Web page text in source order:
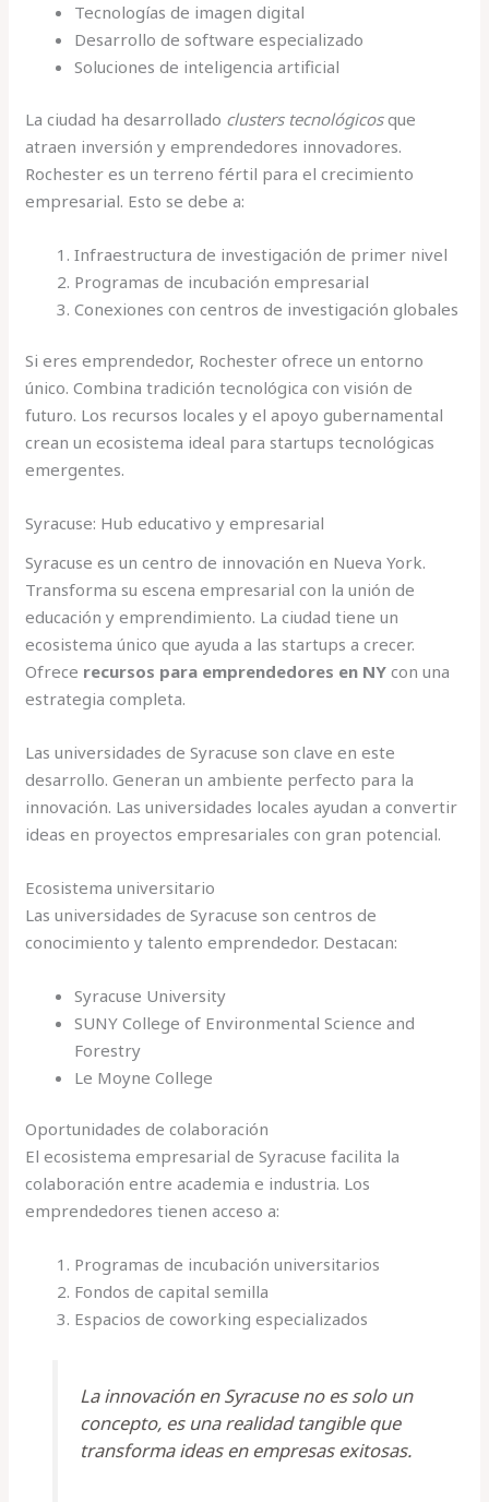
Tecnologías de imagen digital
Desarrollo de software especializado
Soluciones de inteligencia artificial
La ciudad ha desarrollado clusters tecnológicosque
atraen inversión y emprendedores innovadores.
Rochester es un terreno fértil para el crecimiento
empresarial. Esto se debe a:
Infraestructura de investigación de primer nivel
Programas de incubación empresarial
Conexiones con centros de investigación globales
Si eres emprendedor, Rochester ofrece un entorno
único. Combina tradición tecnológica con visión de
futuro. Los recursos locales y el apoyo gubernamental
crean un ecosistema ideal para startups tecnológicas
emergentes.
Syracuse: Hub educativo y empresarial
Syracuse es un centro de innovación en Nueva York.
Transforma su escena empresarial con la unión de
educación y emprendimiento. La ciudad tiene un
ecosistema único que ayuda a las startups a crecer.
Ofrece recursos para emprendedores en NY con una
estrategia completa.
Las universidades de Syracuse son clave en este
desarrollo. Generan un ambiente perfecto para la
innovación. Las universidades locales ayudan a convertir
ideas en proyectos empresariales con gran potencial.
Ecosistema universitario
Las universidades de Syracuse son centros de
conocimiento y talento emprendedor. Destacan:
Syracuse University
SUNY College of Environmental Science and
Forestry
Le Moyne College
Oportunidades de colaboración
El ecosistema empresarial de Syracuse facilita la
colaboración entre academia e industria. Los
emprendedores tienen acceso a:
Programas de incubación universitarios
Fondos de capital semilla
Espacios de coworking especializados
La innovación en Syracuse no es solo un
concepto, es una realidad tangible que
transforma ideas en empresas exitosas.